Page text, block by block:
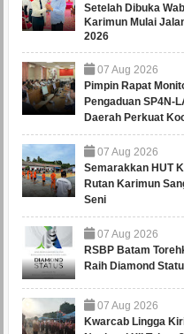
Setelah Dibuka
Karimun Mulai
2026
07 Aug 2026
Pimpin Rapat
Pengaduan SP4N-
Daerah Perkuat
07 Aug 2026
Semarakkan HUT
Rutan Karimun
Seni
07 Aug 2026
RSBP Batam
Raih Diamond
07 Aug 2026
Kwarcab Lingga